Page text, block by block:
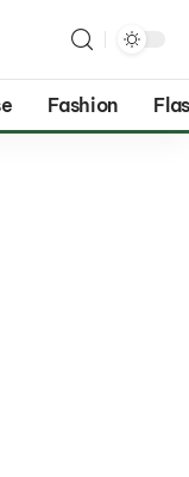
Fashion